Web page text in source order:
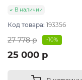
В наличии
Код товара: 193356
27 778 р -10%
25 000 р